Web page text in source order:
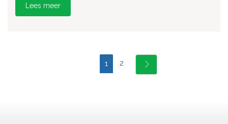
Lees meer
1 2